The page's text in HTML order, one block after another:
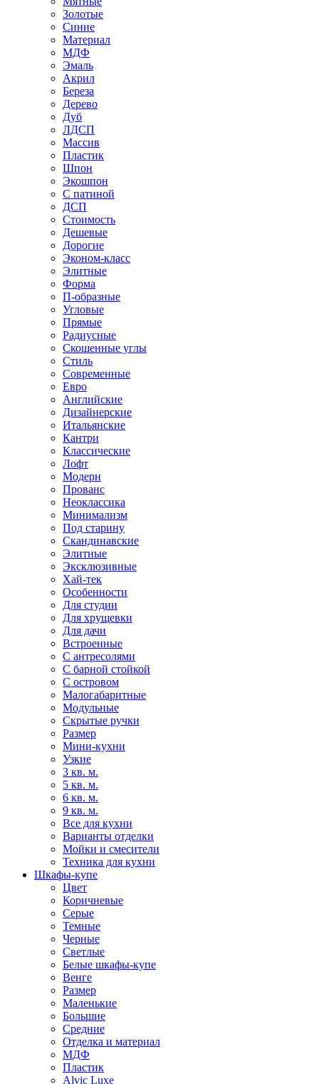
Золотые
Синие
Материал
МДФ
Эмаль
Акрил
Береза
Дерево
Дуб
ЛДСП
Массив
Пластик
Шпон
Экошпон
С патиной
ДСП
Стоимость
Дешевые
Дорогие
Эконом-класс
Элитные
Форма
П-образные
Угловые
Прямые
Радиусные
Скошенные углы
Стиль
Современные
Евро
Английские
Дизайнерские
Итальянские
Кантри
Классические
Лофт
Модерн
Прованс
Неоклассика
Минимализм
Под старину
Скандинавские
Элитные
Эксклюзивные
Хай-тек
Особенности
Для студии
Для хрущевки
Для дачи
Встроенные
С антресолями
С барной стойкой
С островом
Малогабаритные
Модульные
Скрытые ручки
Размер
Мини-кухни
Узкие
3 кв. м.
5 кв. м.
6 кв. м.
9 кв. м.
Все для кухни
Варианты отделки
Мойки и смесители
Техника для кухни
Шкафы-купе
Цвет
Коричневые
Серые
Темные
Черные
Светлые
Белые шкафы-купе
Венге
Размер
Маленькие
Большие
Средние
Отделка и материал
МДФ
Пластик
Alvic Luxe